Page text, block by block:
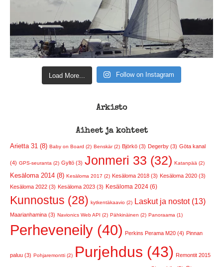
Load More... Follow on Instagram
Arkisto
Aiheet ja kohteet
Arietta 31 (8) Baby on Board (2) Benskär (2) Björkö (3) Degerby (3) Göta kanal
(4) GPS-seuranta (2) Gyltö (3) Jonmeri 33 (32) Katanpää (2)
Kesäloma 2014 (8) Kesäloma 2017 (2) Kesäloma 2018 (3) Kesäloma 2020 (3)
Kesäloma 2022 (3) Kesäloma 2023 (3) Kesäloma 2024 (6)
Kunnostus (28) kytkentäkaavio (2) Laskut ja nostot (13)
Maarianhamina (3) Navionics Web API (2) Pähkinäinen (2) Panoraama (1)
Perheveneily (40) Perkins Perama M20 (4) Pinnan
paluu (3) Pohjaremontti (2) Purjehdus (43) Remontit 2015